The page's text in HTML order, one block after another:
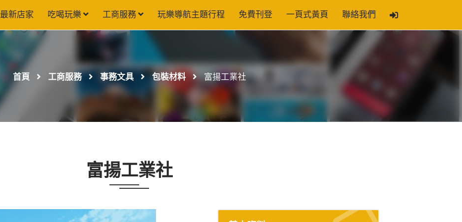
最新店家 吃喝玩樂 工商服務 玩樂導航主題行程 免費刊登 一頁式黃頁 聯絡我們
首頁 工商服務 事務文具 包裝材料 富揚工業社
富揚工業社